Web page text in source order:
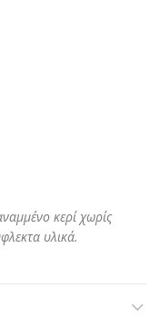
κερί χωρίς
υλικά.